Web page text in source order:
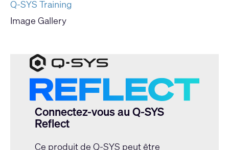
Q-SYS Training
Image Gallery
Connectez-vous au Q-SYS
Reflect
Ce produit de Q-SYS peut être